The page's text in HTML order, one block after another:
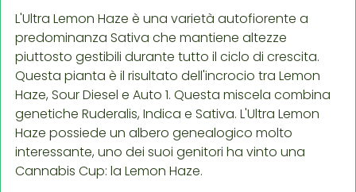
L'Ultra Lemon Haze è una varietà autofiorente a
predominanza Sativa che mantiene altezze
piuttosto gestibili durante tutto il ciclo di crescita.
Questa pianta è il risultato dell'incrocio tra Lemon
Haze, Sour Diesel e Auto 1. Questa miscela combina
genetiche Ruderalis, Indica e Sativa. L'Ultra Lemon
Haze possiede un albero genealogico molto
interessante, uno dei suoi genitori ha vinto una
Cannabis Cup: la Lemon Haze.